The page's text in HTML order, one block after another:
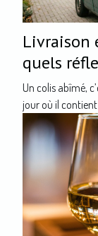
Livraison
quels
protéger
transport
Un colis abîmé,
jour où il